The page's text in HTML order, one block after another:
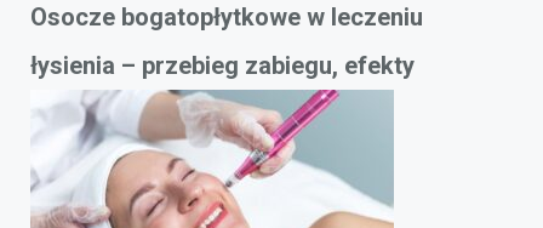
Osocze bogatopłytkowe w leczeniu
łysienia – przebieg zabiegu, efekty